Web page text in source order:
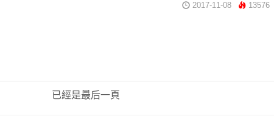
2017-11-08 13576
已經是最后一頁